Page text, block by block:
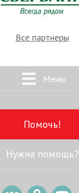
Все партнеры
Меню
Помочь!
Нужна помощь?